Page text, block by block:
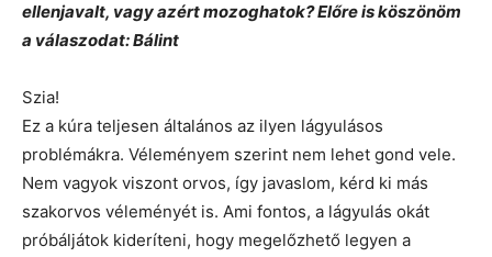
ellenjavalt, vagy azért mozoghatok? Előre is köszönöm
a válaszodat: Bálint
Szia!
Ez a kúra teljesen általános az ilyen lágyulásos
problémákra. Véleményem szerint nem lehet gond vele.
Nem vagyok viszont orvos, így javaslom, kérd ki más
szakorvos véleményét is. Ami fontos, a lágyulás okát
próbáljátok kideríteni, hogy megelőzhető legyen a